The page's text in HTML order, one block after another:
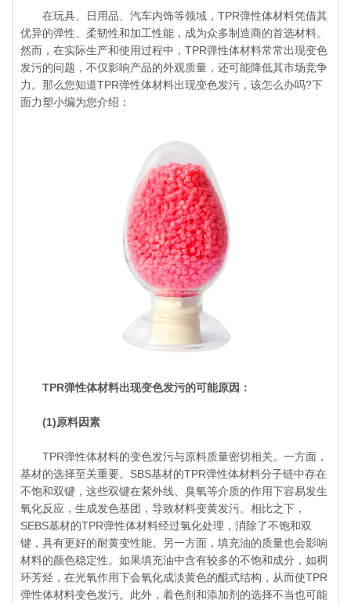
在玩具、日用品、汽车内饰等领域，TPR弹性体材料凭借其
优异的弹性、柔韧性和加工性能，成为众多制造商的首选材料。
然而，在实际生产和使用过程中，TPR弹性体材料常常出现变色
发污的问题，不仅影响产品的外观质量，还可能降低其市场竞争
力。那么您知道TPR弹性体材料出现变色发污，该怎么办吗?下
面力塑小编为您介绍：
TPR弹性体材料出现变色发污的可能原因：
(1)原料因素
TPR弹性体材料的变色发污与原料质量密切相关。一方面，
基材的选择至关重要。SBS基材的TPR弹性体材料分子链中存在
不饱和双键，这些双键在紫外线、臭氧等介质的作用下容易发生
氧化反应，生成发色基团，导致材料变黄发污。相比之下，
SEBS基材的TPR弹性体材料经过氢化处理，消除了不饱和双
键，具有更好的耐黄变性能。另一方面，填充油的质量也会影响
材料的颜色稳定性。如果填充油中含有较多的不饱和成分，如稠
环芳烃，在光氧作用下会氧化成淡黄色的醌式结构，从而使TPR
弹性体材料变色发污。此外，着色剂和添加剂的选择不当也可能